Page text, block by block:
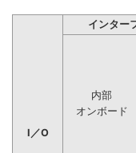
I／O
インター
内部
オンボード